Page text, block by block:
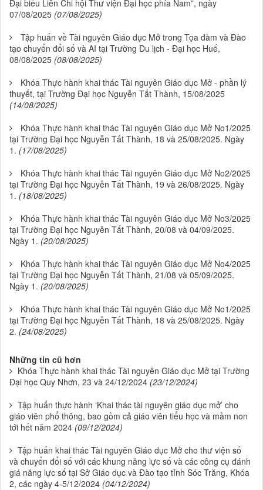
Đại biểu Liên Chi hội Thư viện Đại học phía Nam”, ngày
07/08/2025 (07/08/2025)
Tập huấn về Tài nguyên Giáo dục Mở trong Tọa đàm và Đào
tạo chuyển đổi số và AI tại Trường Du lịch - Đại học Huế,
08/08/2025 (08/08/2025)
Khóa Thực hành khai thác Tài nguyên Giáo dục Mở - phần lý
thuyết, tại Trường Đại học Nguyễn Tất Thành, 15/08/2025
(14/08/2025)
Khóa Thực hành khai thác Tài nguyên Giáo dục Mở No1/2025
tại Trường Đại học Nguyễn Tất Thành, 18 và 25/08/2025. Ngày
1. (17/08/2025)
Khóa Thực hành khai thác Tài nguyên Giáo dục Mở No2/2025
tại Trường Đại học Nguyễn Tất Thành, 19 và 26/08/2025. Ngày
1. (18/08/2025)
Khóa Thực hành khai thác Tài nguyên Giáo dục Mở No3/2025
tại Trường Đại học Nguyễn Tất Thành, 20/08 và 04/09/2025.
Ngày 1. (20/08/2025)
Khóa Thực hành khai thác Tài nguyên Giáo dục Mở No4/2025
tại Trường Đại học Nguyễn Tất Thành, 21/08 và 05/09/2025.
Ngày 1. (20/08/2025)
Khóa Thực hành khai thác Tài nguyên Giáo dục Mở No1/2025
tại Trường Đại học Nguyễn Tất Thành, 18 và 25/08/2025. Ngày
2. (24/08/2025)
Những tin cũ hơn
Khóa Thực hành khai thác Tài nguyên Giáo dục Mở tại Trường
Đại học Quy Nhơn, 23 và 24/12/2024 (23/12/2024)
Tập huấn thực hành ‘Khai thác tài nguyên giáo dục mở’ cho
giáo viên phổ thông, bao gồm cả giáo viên tiểu học và mầm non
tới hết năm 2024 (09/12/2024)
Tập huấn khai thác Tài nguyên Giáo dục Mở cho thư viện số
và chuyển đổi số với các khung năng lực số và các công cụ đánh
giá năng lực số tại Sở Giáo dục và Đào tạo tỉnh Sóc Trăng, Khóa
2, các ngày 4-5/12/2024 (04/12/2024)